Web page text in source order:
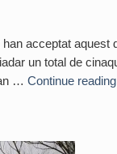
acceptat aquest
un total de
… Continue reading